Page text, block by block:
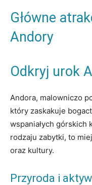
Główne‍
‍Andory
Odkryj urok
Andora,‌ malowniczo
który zaskakuje
wspaniałych górskich
rodzaju zabytki, to
oraz kultury.
Przyroda i